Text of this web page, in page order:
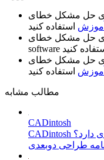
آموزش
software
آموزش
مطالب مشابه
CADintosh
CADintosh چیست و چه کاربردی دارد؟ CADintosh یک